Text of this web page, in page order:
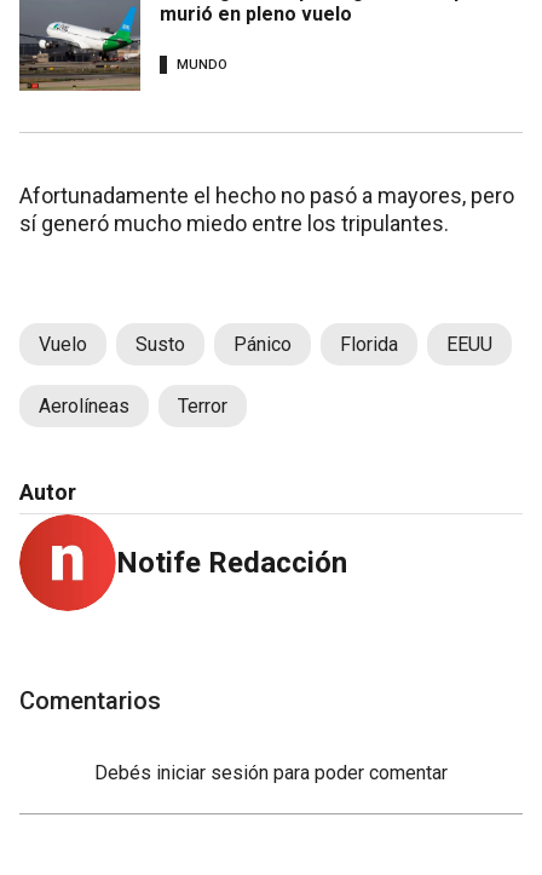
murió en pleno vuelo
MUNDO
Afortunadamente el hecho no pasó a mayores, pero
sí generó mucho miedo entre los tripulantes.
Vuelo Susto Pánico Florida EEUU
Aerolíneas Terror
Autor
Notife Redacción
Comentarios
Debés iniciar sesión para poder comentar